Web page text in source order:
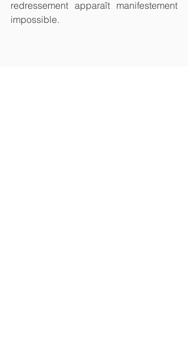
redressement apparaît manifestement
impossible.